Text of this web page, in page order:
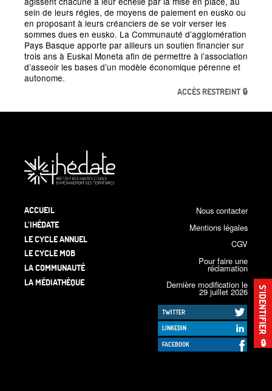
S’IDENTIFIER
🔒
sein de leurs régies, de moyens de paiement en eusko ou
en proposant à leurs créanciers de se voir verser les
sommes dues en eusko. La Communauté d’agglomération
Pays Basque apporte par ailleurs un soutien financier sur
trois ans à Euskal Moneta afin de permettre à l’association
d’asseoir les bases d’un modèle économique pérenne et
autonome.
ACCÈS RESTREINT 🔒
ACCUEIL
L’IHÉDATE
LE CYCLE ANNUEL
LE CYCLE MOB
LA COMMUNAUTÉ
LA MÉDIATHÈQUE
Nous contacter
Mentions légales
CGV
Pour faire une
réclamation
Dernière modification le
29 juillet 2026
TWITTER
LINKEDIN
FACEBOOK